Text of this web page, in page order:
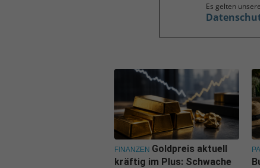
Es gelten unsere
FINANZEN Goldpreis aktuell
kräftig im Plus: Schwache